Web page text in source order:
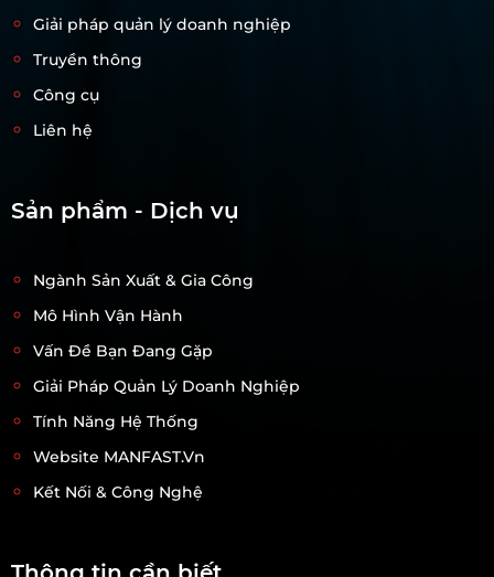
Giải pháp quản lý doanh nghiệp
Truyền thông
Công cụ
Liên hệ
Sản phẩm - Dịch vụ
Ngành Sản Xuất & Gia Công
Mô Hình Vận Hành
Vấn Đề Bạn Đang Gặp
Giải Pháp Quản Lý Doanh Nghiệp
Tính Năng Hệ Thống
Website MANFAST.vn
Kết Nối & Công Nghệ